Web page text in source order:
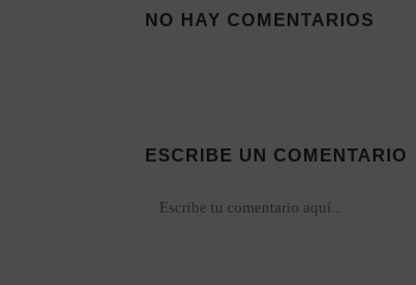
NO HAY COMENTARIOS
ESCRIBE UN COMENTARIO